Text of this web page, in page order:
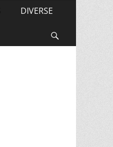
DIVERSE